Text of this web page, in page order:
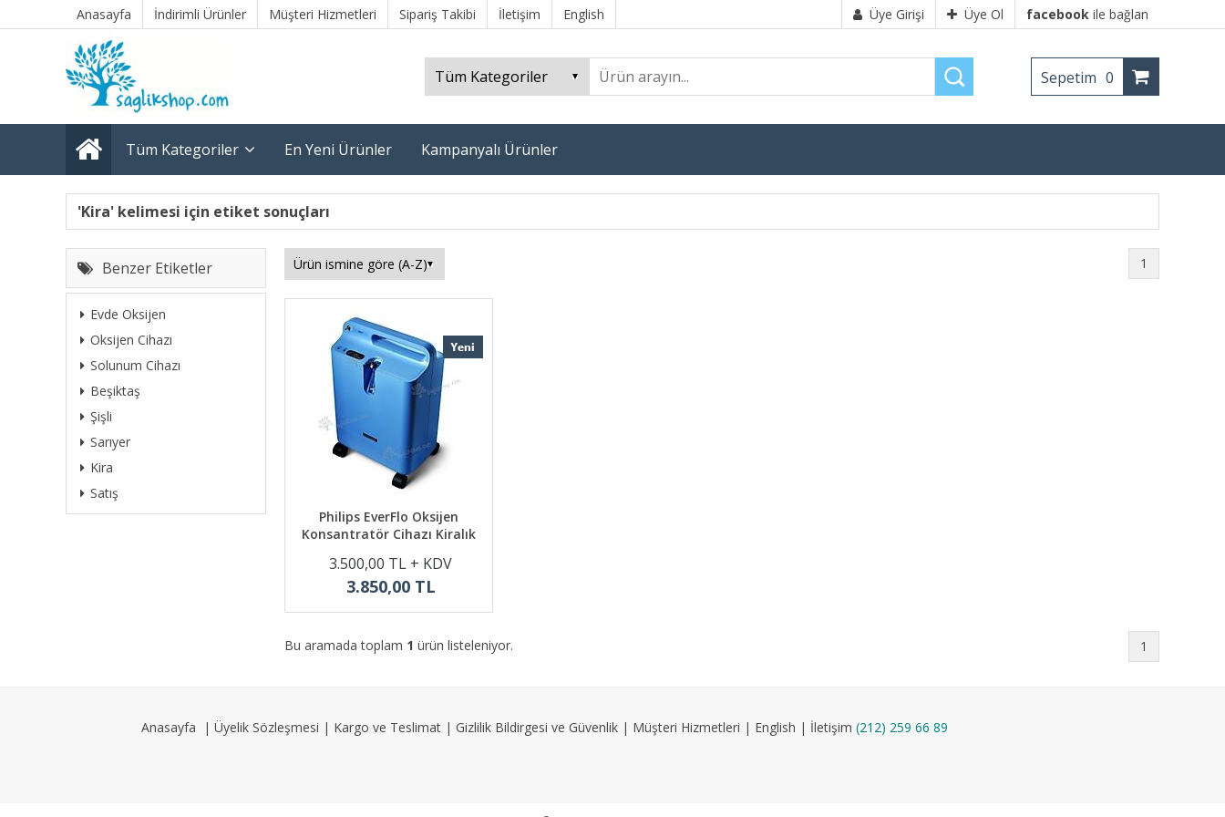
Anasayfa İndirimli Ürünler Müşteri Hizmetleri Sipariş Takibi İletişim English Üye Girişi Üye Ol facebook ile bağlan
Sepetim 0
Tüm Kategoriler En Yeni Ürünler Kampanyalı Ürünler
'Kira' kelimesi için etiket sonuçları
Benzer Etiketler
Evde Oksijen
Oksijen Cihazı
Solunum Cihazı
Beşiktaş
Şişli
Sarıyer
Kira
Satış
1
Philips EverFlo Oksijen
Konsantratör Cihazı Kiralık
3.500,00 TL + KDV
3.850,00 TL
Bu aramada toplam 1 ürün listeleniyor. 1
Anasayfa | Üyelik Sözleşmesi | Kargo ve Teslimat| Gizlilik Bildirgesi ve Güvenlik | Müşteri Hizmetleri | English | İletişim (212) 259 66 89